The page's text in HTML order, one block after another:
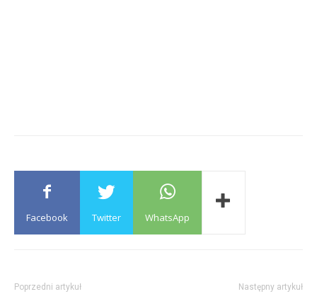
Facebook Twitter WhatsApp
Poprzedni artykuł Następny artykuł